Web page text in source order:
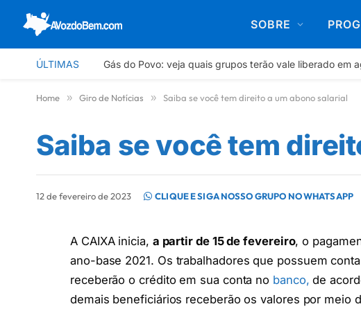
SOBRE
ÚLTIMAS Gás do Povo: veja quais grupos terão vale liberado em
Home » Giro de Notícias » Saiba se você tem direito a um abono salarial
Saiba se você tem
12 de fevereiro de 2023 CLIQUE E SIGA NOSSO GRUPO NO WHATSAPP
A CAIXA inicia, a partir de 15 de fevereiro, o
ano-base 2021. Os trabalhadores que possuem
receberão o crédito em sua conta no banco, de
demais beneficiários receberão os valores por meio